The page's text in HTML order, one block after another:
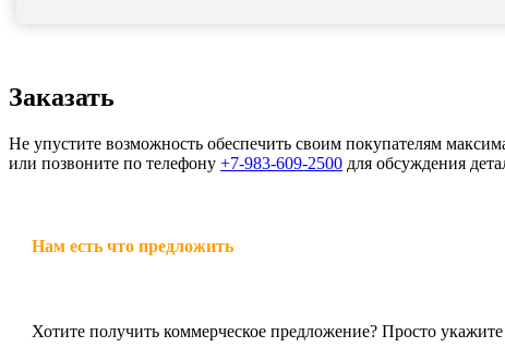
Заказать
Не упустите возможность обеспечить своим покупателям
или позвоните по телефону +7-983-609-2500 для обсуждения
Нам есть что предложить
Хотите получить коммерческое предложение? Просто